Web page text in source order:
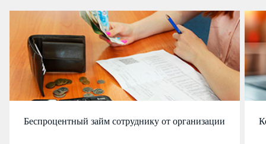
Беспроцентный займ сотруднику от организации